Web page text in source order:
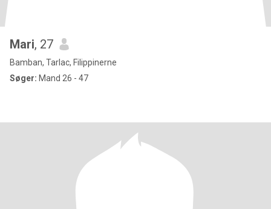
Mari, 27
Bamban, Tarlac, Filippinerne
Søger: Mand 26 - 47